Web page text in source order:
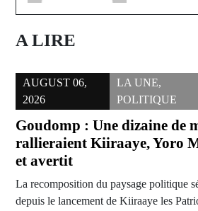
A LIRE
AUGUST 06,
2026
LA UNE,
POLITIQUE
Goudomp : Une dizaine de
rallieraient Kiiraaye, Yoro
et avertit
La recomposition du paysage politique
depuis le lancement de Kiiraaye les